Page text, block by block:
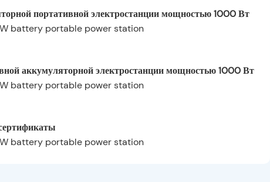
портативной электростанции мощностью 1000 Вт
аккумуляторной электростанции мощностью 1000 Вт